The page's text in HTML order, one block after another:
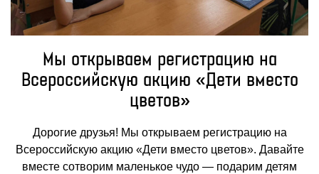
Мы открываем регистрацию на
Всероссийскую акцию «Дети вместо
цветов»
Дорогие друзья! Мы открываем регистрацию на
Всероссийскую акцию «Дети вместо цветов». Давайте
вместе сотворим маленькое чудо — подарим детям